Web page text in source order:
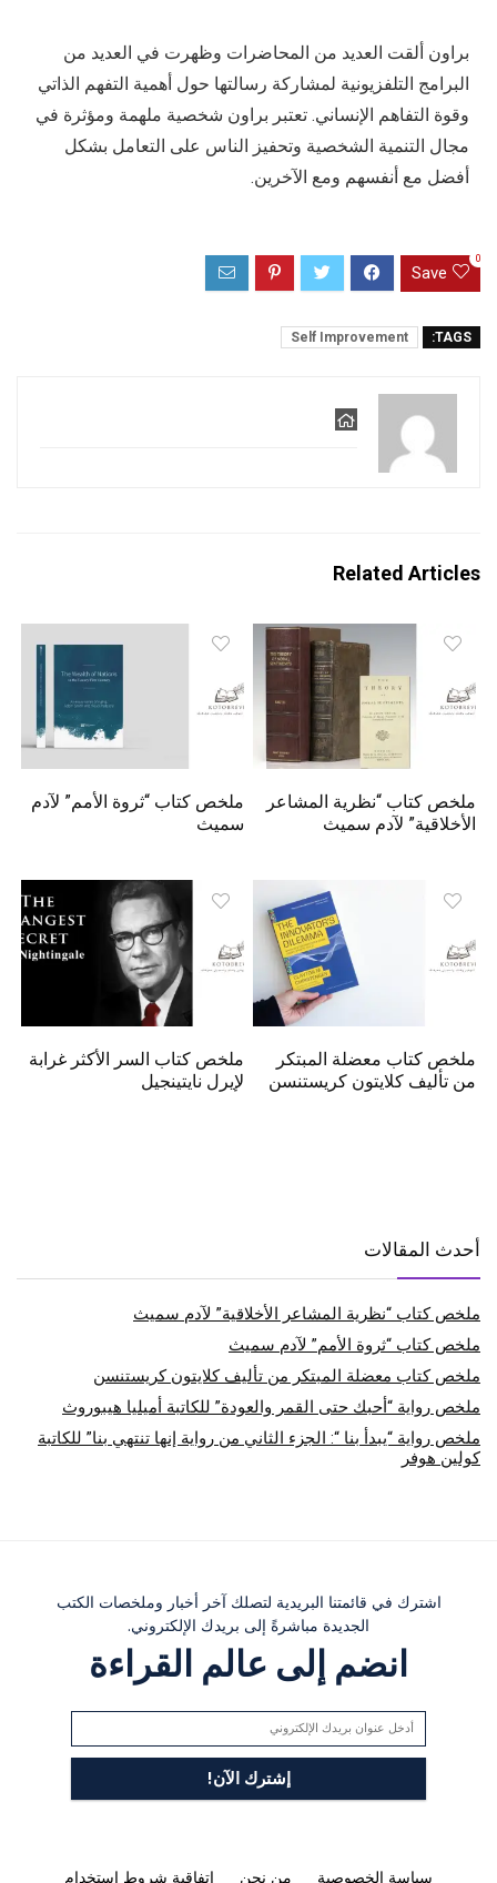
براون ألقت العديد من المحاضرات وظهرت في العديد من
البرامج التلفزيونية لمشاركة رسالتها حول أهمية التفهم الذاتي
وقوة التفاهم الإنساني. تعتبر براون شخصية ملهمة ومؤثرة في
مجال التنمية الشخصية وتحفيز الناس على التعامل بشكل
أفضل مع أنفسهم ومع الآخرين.
Save
0
TAGS:
Self Improvement
Related Articles
ملخص كتاب “نظرية المشاعر
الأخلاقية” لآدم سميث
ملخص كتاب “ثروة الأمم” لآدم
سميث
ملخص كتاب معضلة المبتكر
من تأليف كلايتون كريستنسن
ملخص كتاب السر الأكثر غرابة
لإيرل نايتينجيل
أحدث المقالات
ملخص كتاب “نظرية المشاعر الأخلاقية” لآدم سميث
ملخص كتاب “ثروة الأمم” لآدم سميث
ملخص كتاب معضلة المبتكر من تأليف كلايتون كريستنسن
ملخص رواية “أحبك حتى القمر والعودة” للكاتبة أميليا هيبوروث
ملخص رواية “يبدأ بنا “: الجزء الثاني من رواية إنها تنتهي بنا” للكاتبة
كولين هوفر
اشترك في قائمتنا البريدية لتصلك آخر أخبار وملخصات الكتب
الجديدة مباشرةً إلى بريدك الإلكتروني.
انضم إلى عالم القراءة
سياسة الخصوصية من نحن اتفاقية شروط استخدام